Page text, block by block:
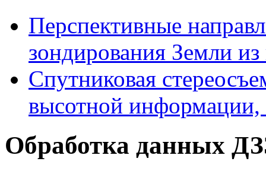
Перспективные
зондирования Земли
Спутниковая
высотной
Обработка данных